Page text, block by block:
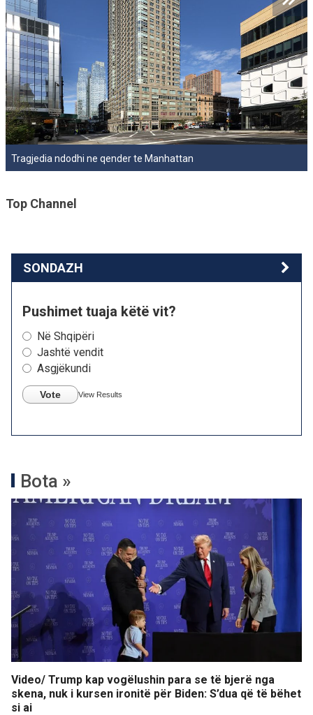
Tragjedia ndodhi ne qender te Manhattan
Top Channel
SONDAZH
Pushimet tuaja këtë vit?
Në Shqipëri
Jashtë vendit
Asgjëkundi
Vote View Results
Bota »
Video/ Trump kap vogëlushin para se të bjerë nga
skena, nuk i kursen ironitë për Biden: S’dua që të bëhet
si ai